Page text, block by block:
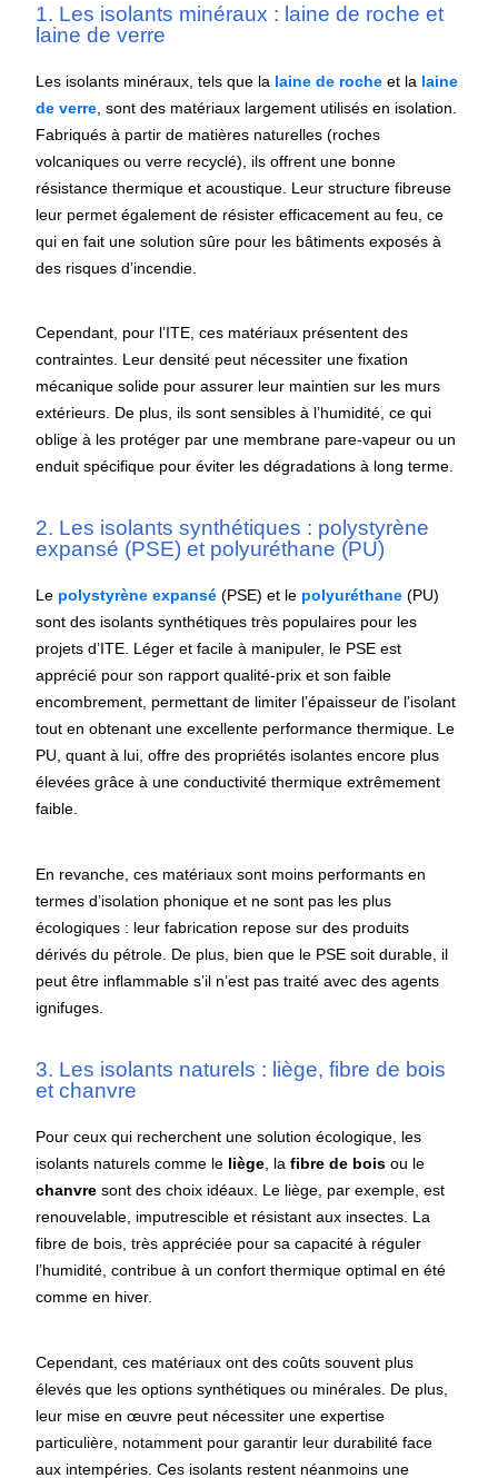
1. Les isolants minéraux : laine de roche et
laine de verre
Les isolants minéraux, tels que la laine de roche et la laine
de verre , sont des matériaux largement utilisés en isolation.
Fabriqués à partir de matières naturelles (roches
volcaniques ou verre recyclé), ils offrent une bonne
résistance thermique et acoustique. Leur structure fibreuse
leur permet également de résister efficacement au feu, ce
qui en fait une solution sûre pour les bâtiments exposés à
des risques d’incendie.
Cependant, pour l’ITE, ces matériaux présentent des
contraintes. Leur densité peut nécessiter une fixation
mécanique solide pour assurer leur maintien sur les murs
extérieurs. De plus, ils sont sensibles à l’humidité, ce qui
oblige à les protéger par une membrane pare-vapeur ou un
enduit spécifique pour éviter les dégradations à long terme.
2. Les isolants synthétiques : polystyrène
expansé (PSE) et polyuréthane (PU)
Le polystyrène expansé (PSE) et le polyuréthane (PU)
sont des isolants synthétiques très populaires pour les
projets d’ITE. Léger et facile à manipuler, le PSE est
apprécié pour son rapport qualité-prix et son faible
encombrement, permettant de limiter l’épaisseur de l’isolant
tout en obtenant une excellente performance thermique. Le
PU, quant à lui, offre des propriétés isolantes encore plus
élevées grâce à une conductivité thermique extrêmement
faible.
En revanche, ces matériaux sont moins performants en
termes d’isolation phonique et ne sont pas les plus
écologiques : leur fabrication repose sur des produits
dérivés du pétrole. De plus, bien que le PSE soit durable, il
peut être inflammable s’il n’est pas traité avec des agents
ignifuges.
3. Les isolants naturels : liège, fibre de bois
et chanvre
Pour ceux qui recherchent une solution écologique, les
isolants naturels comme le liège, lafibre de bois ou le
chanvre sont des choix idéaux. Le liège, par exemple, est
renouvelable, imputrescible et résistant aux insectes. La
fibre de bois, très appréciée pour sa capacité à réguler
l’humidité, contribue à un confort thermique optimal en été
comme en hiver.
Cependant, ces matériaux ont des coûts souvent plus
élevés que les options synthétiques ou minérales. De plus,
leur mise en œuvre peut nécessiter une expertise
particulière, notamment pour garantir leur durabilité face
aux intempéries. Ces isolants restent néanmoins une